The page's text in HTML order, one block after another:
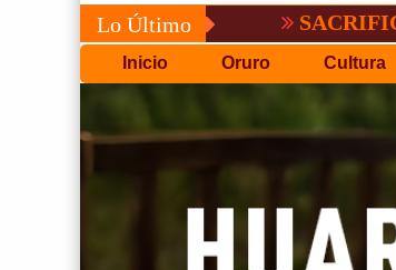
Lo Último SACRIFICADO
Inicio Oruro Cultura